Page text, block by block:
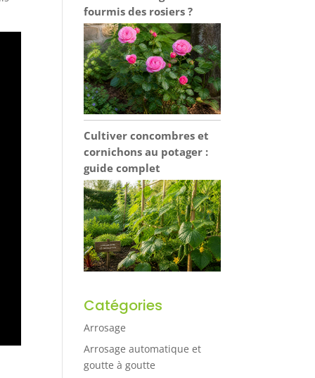
fourmis des rosiers ?
Cultiver concombres et
cornichons au potager :
guide complet
Catégories
Arrosage
Arrosage automatique et
goutte à goutte